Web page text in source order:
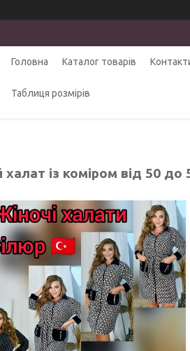
Головна Каталог товарів
Таблиця розмірів
із коміром від 50 до